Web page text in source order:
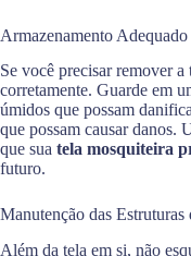
Armazenamento Adequado
Se você precisar remover
corretamente. Guarde em
úmidos que possam
que possam causar danos.
que sua tela mosquiteira
futuro.
Manutenção das Estruturas
Além da tela em si, não